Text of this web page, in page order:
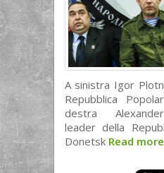
A sinistra Igor
Repubblica
destra
leader della
Donetsk Read more